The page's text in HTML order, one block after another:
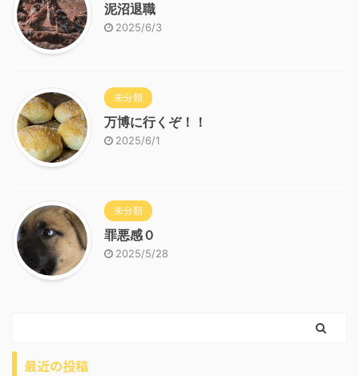
泥沼退職
2025/6/3
未分類
万博に行くぞ！！
2025/6/1
未分類
罪悪感０
2025/5/28
最近の投稿